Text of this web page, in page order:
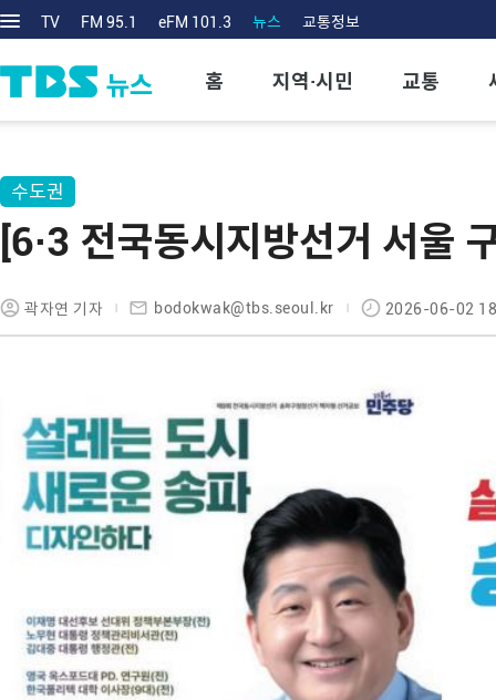
TV FM 95.1 eFM 101.3 뉴스 교통정보
홈 지역·시민 교통
수도권
[6·3 전국동시지방선거 서울
곽자연 기자 bodokwak@tbs.seoul.kr 2026-06-02